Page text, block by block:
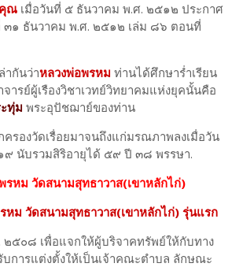
ณเมื่อวันที่ ๕ ธันวาคม พ.ศ. ๒๕๑๒ ประกาศ
๓๑ ธันวาคม พ.ศ. ๒๕๑๒ เล่ม ๘๖ ตอนที่
กันว่าหลวงพ่อพรหม ท่านได้ศึกษาร่ำเรียน
ารย์ผู้เรืองวิชาเวทย์วิทยาคมแห่งยุคนั้นคือ
ทุ่ม พระอุปัชฌาย์ของท่าน
ครองวัดเรื่อยมาจนถึงแก่มรณภาพลงเมื่อวัน
นับรวมสิริอายุได้ ๕๙ ปี ๓๘ พรรษา.
รหม วัดสนามสุทธาวาส(เขาหลักไก่)
หม วัดสนามสุทธาวาส(เขาหลักไก่) รุ่นแรก
๐๘ เพื่อแจกให้ผู้บริจาคทรัพย์ให้กับทาง
การแต่งตั้งให้เป็นเจ้าคณะตำบล ลักษณะ